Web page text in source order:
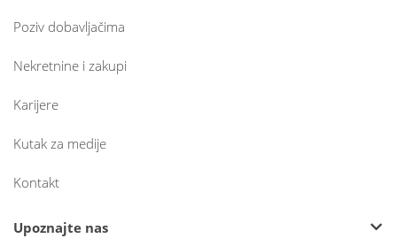
Poziv dobavljačima
Nekretnine i zakupi
Karijere
Kutak za medije
Kontakt
Upoznajte nas